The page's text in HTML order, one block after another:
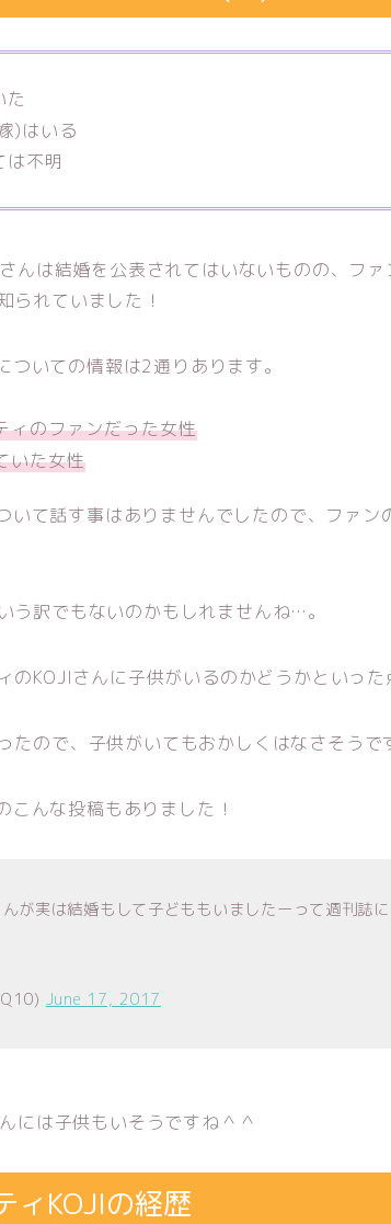
た
)はいる
は不明
んは結婚を公表されてはいないものの、フ
られていました！
いての情報は2通りあります。
ィのファンだった女性
いた女性
いて話す事はありませんでしたので、ファン
う訳でもないのかもしれませんね…。
のKOJIさんに子供がいるのかどうかといった
たので、子供がいてもおかしくはなさそうで
んな投稿もありました！
が実は結婚もして子どももいましたーって週刊誌
June 17, 2017
には子供もいそうですね＾＾
ィKOJIの経歴